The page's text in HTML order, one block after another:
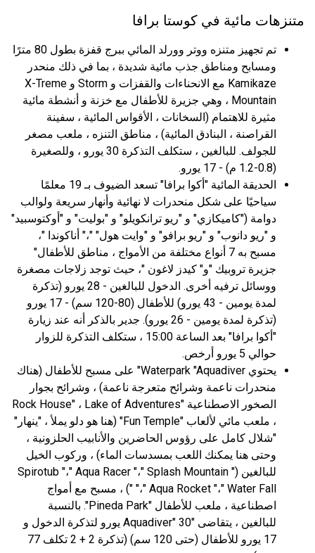
متنزهات مائية في كوستا برافا
تم تجهيز متنزه ووتر وورلد المائي ببرج قفزة بطول 80 مترًا
ومسابح ومناطق جذب مائية شديدة ، بما في ذلك منحدر
Kamikaze مع الانحناءات والقفزات و Storm و X-Treme
Mountain ، وهي جزيرة للأطفال مع خزنة و أنشطة مائية
مثيرة للاهتمام (السخانات ، الأقواس المائية ، سفينة
القراصنة ، البنادق المائية) ، مناطق التنزه ، ملعب مصغر
للجولف. للبالغين ، ستكلف التذكرة 30 يورو ، وللصغيرة
(0.8-1.2 م) - 17 يورو.
الحديقة المائية "أكوا برافا" تسعد الضيوف بـ 19 معلمًا
سياحيًا على شكل منحدرات لا نهائية وأنهار سريعة ولوالب
دوامة ("كاميكازي" و "ريو ترانكويلو" و "بوليت" و "أوكتوسبيد"
و "ريو دانوب" و "ريو برافو" و "وايت هول" "،" أناكوندا "،
مسبح به 7 أنواع مختلفة من الأمواج ، مناطق للأطفال"
جزيرة تروبيك "و" كيدز لاغون "، حيث توجد زلاجات مصغرة
ووسائل ترفيه أخرى. الدخول للبالغين - 28 يورو (تذكرة
لمدة يومين - 43 يورو) للأطفال (80-120 سم) - 17 يورو
(تذكرة لمدة يومين - 26 يورو). جدير بالذكر أنه عند زيارة
"أكوا برافا" بعد الساعة 15:00 ، ستكلف التذكرة للزوار
حوالي 5 يورو أرخص.
يحتوي Waterpark "Aquadiver" على مسبح للأطفال (هناك
منحدرات ناعمة وشرائح متعرجة ناعمة) ، وشرائح بجوار
الصخور الاصطناعية "Rock House" ، Lake of Adventures
، ملعب مائي لألعاب "Fun Temple" (هنا هو دلو يملأ ، "ينهار"
"شلال كامل على رؤوس الحاضرين والأنابيب الحلزونية ،
وحتى هنا يمكنك اللعب بمسدسات الماء) ، وركوب الخيل
للبالغين (" Spirotub "،" Aqua Racer "،" Splash Mountain
"،" Aqua Rocket "،" Water Fall ") ، مسبح مع أمواج
اصطناعية ، ملعب للأطفال "Pineda Park". بالنسبة
للبالغين ، يتقاضى "Aquadiver" 30 يورو لتذكرة الدخول و
17 يورو للأطفال (حتى 120 سم) (تذكرة 2 + 2 تكلف 77